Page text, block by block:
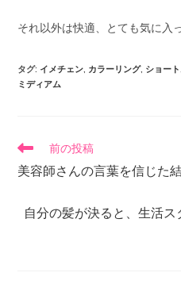
それ以外は快適、とても気に入
タグ: イメチェン, カラーリング, ショート,
ミディアム
前の投稿
美容師さんの言葉を信じた
自分の髪が決ると、生活